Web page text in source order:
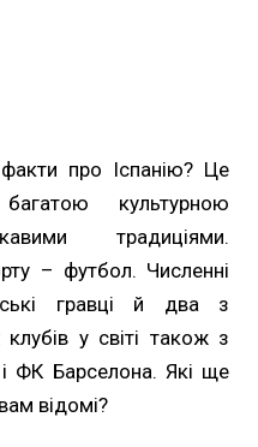
про Іспанію? Це
культурною
традиціями.
– футбол. Численні
гравці й два з
у світі також з
ФК Барселона. Які ще
відомі?